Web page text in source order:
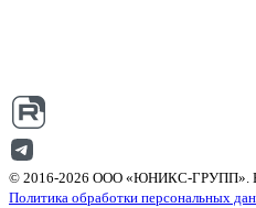
© 2016-2026 ООО «ЮНИКС-ГРУПП».
Политика обработки персональных